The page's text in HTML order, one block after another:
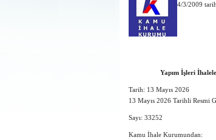
4/3/2009
Yapım İşleri
Tarih: 13 Mayıs 2026
13 Mayıs 2026 Tarihli Resmi
Sayı: 33252
Kamu İhale Kurumundan: